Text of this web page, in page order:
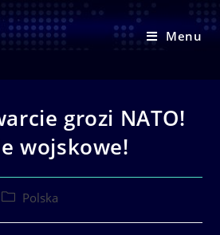
Menu
grozi NATO!
wojskowe!
PostPolska